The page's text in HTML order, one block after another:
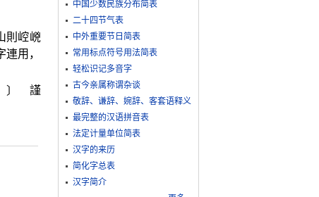
則崆㟅
用，
〕 謹
中国少数民族分布简表
二十四节气表
中外重要节日简表
常用标点符号用法简表
轻松识记多音字
古今亲属称谓杂谈
敬​辞​、​谦​辞​、​婉​辞​、​客​套​语​释​义
最完整的汉语拼音表
法定计量单位简表
汉字的来历
简化字总表
汉字简介